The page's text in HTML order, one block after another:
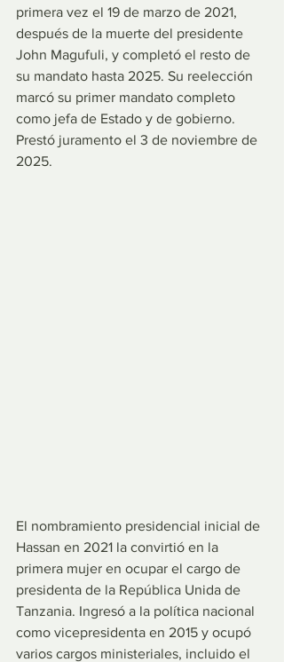
primera vez el 19 de marzo de 2021,
después de la muerte del presidente
John Magufuli, y completó el resto de
su mandato hasta 2025. Su reelección
marcó su primer mandato completo
como jefa de Estado y de gobierno.
Prestó juramento el 3 de noviembre de
2025.
El nombramiento presidencial inicial de
Hassan en 2021 la convirtió en la
primera mujer en ocupar el cargo de
presidenta de la República Unida de
Tanzania. Ingresó a la política nacional
como vicepresidenta en 2015 y ocupó
varios cargos ministeriales, incluido el